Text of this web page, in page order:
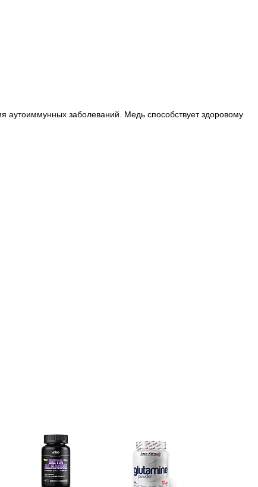
аутоиммунных заболеваний. Медь способствует здоровому